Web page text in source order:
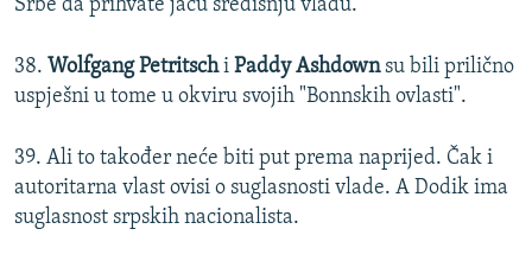
Srbe da prihvate jaču središnju vladu.
38. Wolfgang Petritschi Paddy Ashdownsu bili prilično
uspješni u tome u okviru svojih "Bonnskih ovlasti".
39. Ali to također neće biti put prema naprijed. Čak i
autoritarna vlast ovisi o suglasnosti vlade. A Dodik ima
suglasnost srpskih nacionalista.